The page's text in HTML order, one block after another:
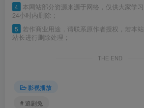
4 本网站部分资源来源于网络，仅供大家学
24小时内删除；
5
若作商业用途，请联系原作者授权，若本
站长进行删除处理；
THE END
影视播放
# 追剧兔